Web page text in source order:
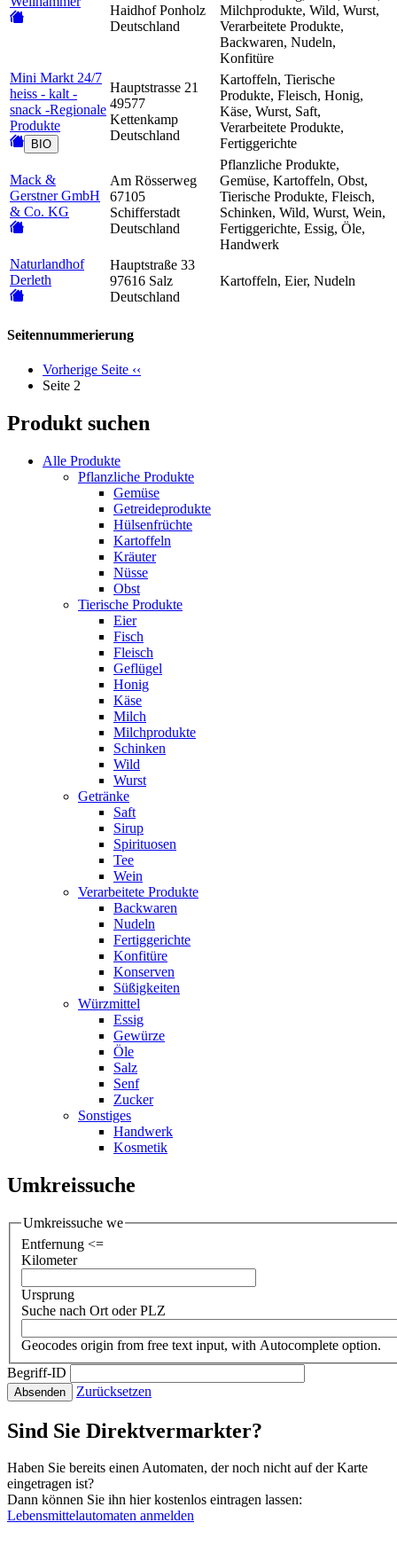
Haidhof Ponholz
Deutschland
Milchprodukte, Wild, Wurst,
Verarbeitete Produkte,
Backwaren, Nudeln,
Konfitüre
Mini Markt 24/7
heiss - kalt -
snack -Regionale
Produkte
BIO
Hauptstrasse 21
49577
Kettenkamp
Deutschland
Kartoffeln, Tierische
Produkte, Fleisch, Honig,
Käse, Wurst, Saft,
Verarbeitete Produkte,
Fertiggerichte
Mack &
Gerstner GmbH
& Co. KG
Am Rösserweg
67105
Schifferstadt
Deutschland
Pflanzliche Produkte,
Gemüse, Kartoffeln, Obst,
Tierische Produkte, Fleisch,
Schinken, Wild, Wurst, Wein,
Fertiggerichte, Essig, Öle,
Handwerk
Naturlandhof
Derleth
Hauptstraße 33
97616 Salz
Deutschland
Kartoffeln, Eier, Nudeln
Seitennummerierung
Vorherige Seite ‹‹
Seite 2
Produkt suchen
Alle Produkte
Pflanzliche Produkte
Gemüse
Getreideprodukte
Hülsenfrüchte
Kartoffeln
Kräuter
Nüsse
Obst
Tierische Produkte
Eier
Fisch
Fleisch
Geflügel
Honig
Käse
Milch
Milchprodukte
Schinken
Wild
Wurst
Getränke
Saft
Sirup
Spirituosen
Tee
Wein
Verarbeitete Produkte
Backwaren
Nudeln
Fertiggerichte
Konfitüre
Konserven
Süßigkeiten
Würzmittel
Essig
Gewürze
Öle
Salz
Senf
Zucker
Sonstiges
Handwerk
Kosmetik
Umkreissuche
Umkreissuche we
Entfernung <=
Kilometer
Ursprung
Suche nach Ort oder PLZ
Geocodes origin from free text input, with Autocomplete option.
Begriff-ID
Absenden Zurücksetzen
Sind Sie Direktvermarkter?
Haben Sie bereits einen Automaten, der noch nicht auf der Karte
eingetragen ist?
Dann können Sie ihn hier kostenlos eintragen lassen:
Lebensmittelautomaten anmelden